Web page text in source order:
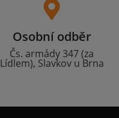
Osobní odběr
Čs. armády 347 (za
Lídlem), Slavkov u Brna